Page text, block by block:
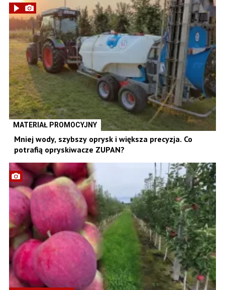
MATERIAŁ PROMOCYJNY
Mniej wody, szybszy oprysk i większa precyzja. Co
potrafią opryskiwacze ZUPAN?